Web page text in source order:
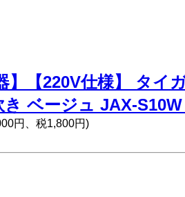
】【220V仕様】 タイ
ベージュ JAX-
円、税1,800円)